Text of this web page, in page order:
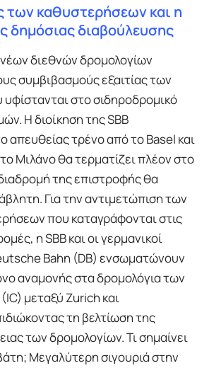
των καθυστερήσεων και η
δημόσιας διαβούλευσης
διεθνών δρομολογίων
συμβιβασμούς εξαιτίας των
στο σιδηροδρομικό
Η διοίκηση της SBB
απευθείας τρένο από το Basel και
Μιλάνο θα τερματίζει πλέον στο
της επιστροφής θα
Για την αντιμετώπιση των
που καταγράφονται στις
η SBB και οι γερμανικοί
Bahn (DB) ενσωματώνουν
αναμονής στα δρομολόγια των
μεταξύ Zurich και
τη βελτίωση της
των δρομολογίων. Τι σημαίνει
Μεγαλύτερη σιγουριά στην